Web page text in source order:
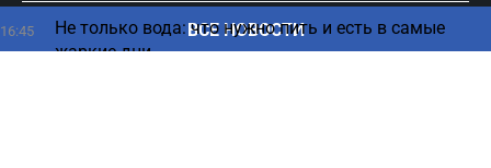
16:45
Не только вода: что нужно пить и есть в самые
жаркие дни
ВСЕ НОВОСТИ
сursorinfo.co.il © Все права защищены